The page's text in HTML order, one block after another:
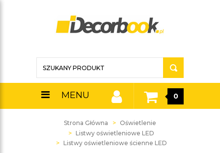
MENU 0
Strona Główna
Oświetlenie
Listwy oświetleniowe LED
Listwy oświetleniowe ścienne LED